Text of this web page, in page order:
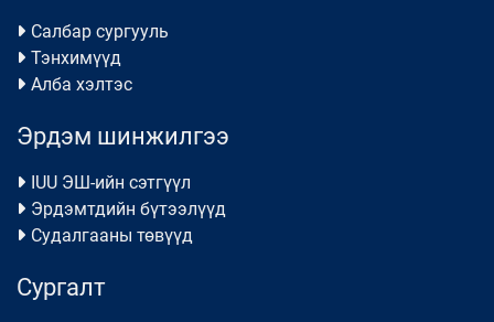
Салбар сургууль
Тэнхимүүд
Алба хэлтэс
Эрдэм шинжилгээ
IUU ЭШ-ийн сэтгүүл
Эрдэмтдийн бүтээлүүд
Судалгааны төвүүд
Сургалт